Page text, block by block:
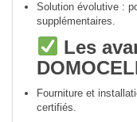
Solution évolutive :
supplémentaires.
Les
Fourniture et
certifiés.